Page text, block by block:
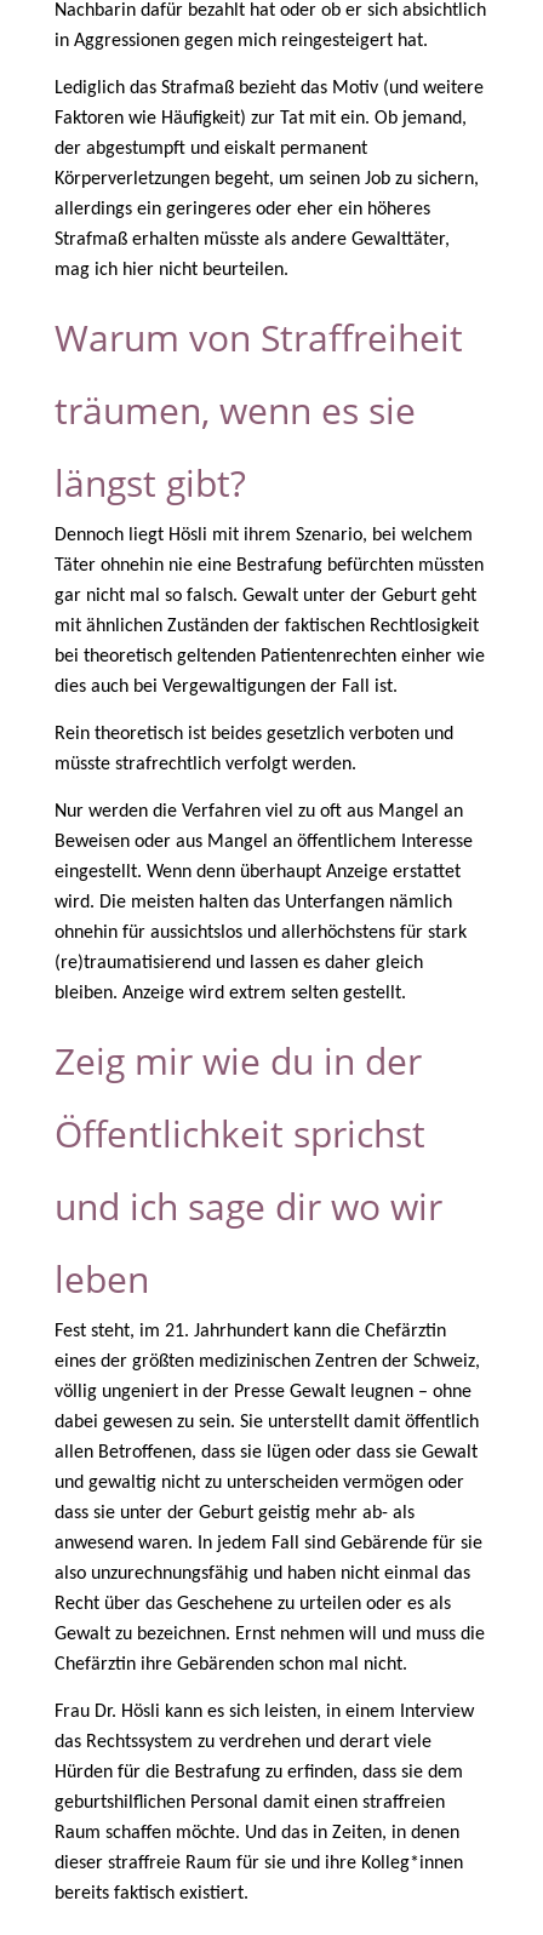
Nachbarin dafür bezahlt hat oder ob er sich absichtlich
in Aggressionen gegen mich reingesteigert hat.
Lediglich das Strafmaß bezieht das Motiv (und weitere
Faktoren wie Häufigkeit) zur Tat mit ein. Ob jemand,
der abgestumpft und eiskalt permanent
Körperverletzungen begeht, um seinen Job zu sichern,
allerdings ein geringeres oder eher ein höheres
Strafmaß erhalten müsste als andere Gewalttäter,
mag ich hier nicht beurteilen.
Warum von Straffreiheit
träumen, wenn es sie
längst gibt?
Dennoch liegt Hösli mit ihrem Szenario, bei welchem
Täter ohnehin nie eine Bestrafung befürchten müssten
gar nicht mal so falsch. Gewalt unter der Geburt geht
mit ähnlichen Zuständen der faktischen Rechtlosigkeit
bei theoretisch geltenden Patientenrechten einher wie
dies auch bei Vergewaltigungen der Fall ist.
Rein theoretisch ist beides gesetzlich verboten und
müsste strafrechtlich verfolgt werden.
Nur werden die Verfahren viel zu oft aus Mangel an
Beweisen oder aus Mangel an öffentlichem Interesse
eingestellt. Wenn denn überhaupt Anzeige erstattet
wird. Die meisten halten das Unterfangen nämlich
ohnehin für aussichtslos und allerhöchstens für stark
(re)traumatisierend und lassen es daher gleich
bleiben. Anzeige wird extrem selten gestellt.
Zeig mir wie du in der
Öffentlichkeit sprichst
und ich sage dir wo wir
leben
Fest steht, im 21. Jahrhundert kann die Chefärztin
eines der größten medizinischen Zentren der Schweiz,
völlig ungeniert in der Presse Gewalt leugnen – ohne
dabei gewesen zu sein. Sie unterstellt damit öffentlich
allen Betroffenen, dass sie lügen oder dass sie Gewalt
und gewaltig nicht zu unterscheiden vermögen oder
dass sie unter der Geburt geistig mehr ab- als
anwesend waren. In jedem Fall sind Gebärende für sie
also unzurechnungsfähig und haben nicht einmal das
Recht über das Geschehene zu urteilen oder es als
Gewalt zu bezeichnen. Ernst nehmen will und muss die
Chefärztin ihre Gebärenden schon mal nicht.
Frau Dr. Hösli kann es sich leisten, in einem Interview
das Rechtssystem zu verdrehen und derart viele
Hürden für die Bestrafung zu erfinden, dass sie dem
geburtshilflichen Personal damit einen straffreien
Raum schaffen möchte. Und das in Zeiten, in denen
dieser straffreie Raum für sie und ihre Kolleg*innen
bereits faktisch existiert.